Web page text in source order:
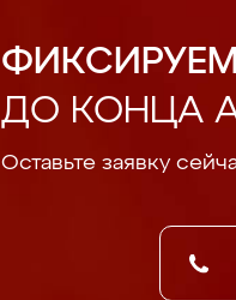
ДО КОНЦА
Оставьте заявку